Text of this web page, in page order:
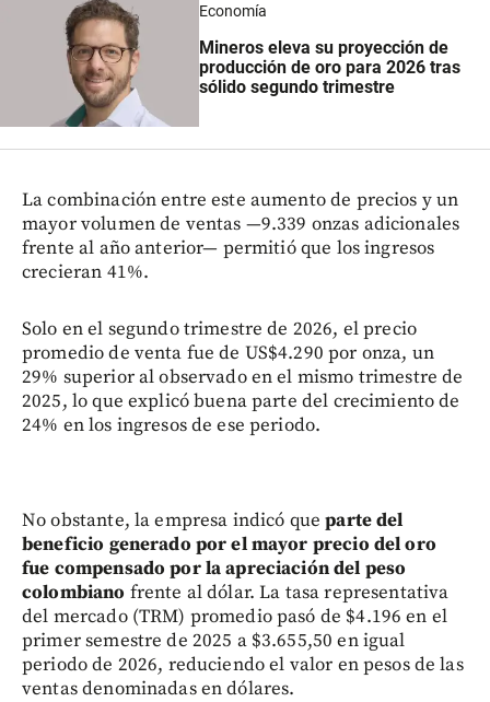
Economía
Mineros eleva su proyección de
producción de oro para 2026 tras
sólido segundo trimestre
La combinación entre este aumento de precios y un
mayor volumen de ventas —9.339 onzas adicionales
frente al año anterior— permitió que los ingresos
crecieran 41%.
Solo en el segundo trimestre de 2026, el precio
promedio de venta fue de US$4.290 por onza, un
29% superior al observado en el mismo trimestre de
2025, lo que explicó buena parte del crecimiento de
24% en los ingresos de ese periodo.
No obstante, la empresa indicó que parte del
beneficio generado por el mayor precio del oro
fue compensado por la apreciación del peso
colombiano frente al dólar. La tasa representativa
del mercado (TRM) promedio pasó de $4.196 en el
primer semestre de 2025 a $3.655,50 en igual
periodo de 2026, reduciendo el valor en pesos de las
ventas denominadas en dólares.